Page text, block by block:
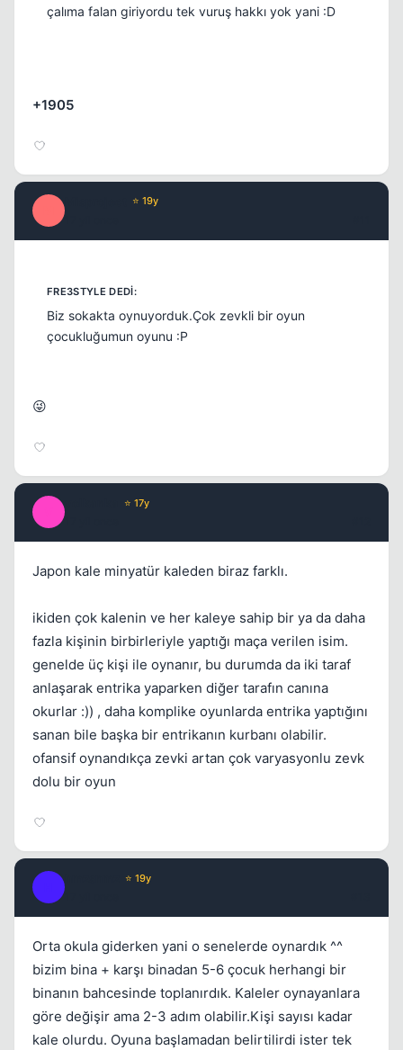
çalıma falan giriyordu tek vuruş hakkı yok yani :D
+1905
⭐ 19y
Biz sokakta oynuyorduk.Çok zevkli bir oyun
çocukluğumun oyunu :P
😜
⭐ 17y
Japon kale minyatür kaleden biraz farklı.
ikiden çok kalenin ve her kaleye sahip bir ya da daha
fazla kişinin birbirleriyle yaptığı maça verilen isim.
genelde üç kişi ile oynanır, bu durumda da iki taraf
anlaşarak entrika yaparken diğer tarafın canına
okurlar :)) , daha komplike oyunlarda entrika yaptığını
sanan bile başka bir entrikanın kurbanı olabilir.
ofansif oynandıkça zevki artan çok varyasyonlu zevk
dolu bir oyun
⭐ 19y
Orta okula giderken yani o senelerde oynardık ^^
bizim bina + karşı binadan 5-6 çocuk herhangi bir
binanın bahcesinde toplanırdık. Kaleler oynayanlara
göre değişir ama 2-3 adım olabilir.Kişi sayısı kadar
kale olurdu. Oyuna başlamadan belirtilirdi ister tek